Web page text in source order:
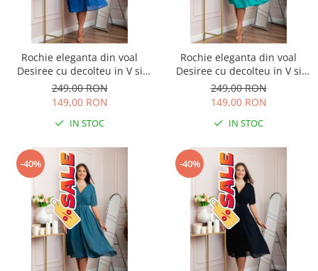
Rochie eleganta din voal
Desiree cu decolteu in V si
curea - Albastru regal
249,00 RON
149,00 RON
IN STOC
Rochie eleganta din voal
Desiree cu decolteu in V si
curea - Turcoaz aqua
249,00 RON
149,00 RON
IN STOC
-40% -40%